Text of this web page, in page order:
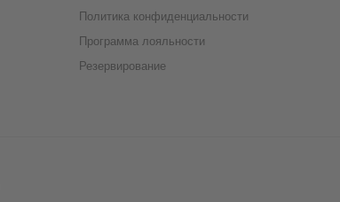
Политика конфиденциальности
Программа лояльности
Резервирование